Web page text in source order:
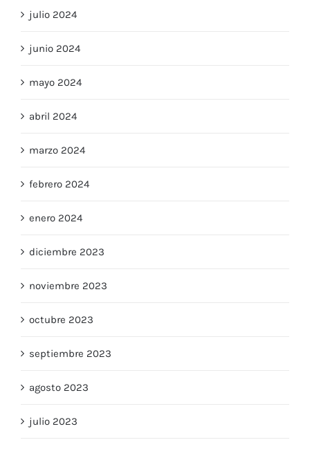
julio 2024
junio 2024
mayo 2024
abril 2024
marzo 2024
febrero 2024
enero 2024
diciembre 2023
noviembre 2023
octubre 2023
septiembre 2023
agosto 2023
julio 2023